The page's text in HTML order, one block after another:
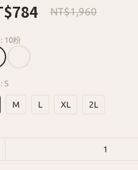
NT$1,960
: 10粉
: S
M L XL 2L